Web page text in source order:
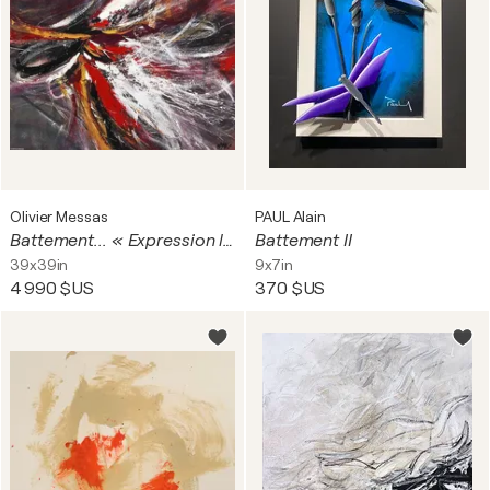
Olivier Messas
Battement... « Expression libre 2018 »
39x39in
4 990 $US
PAUL Alain
Battement II
9x7in
370 $US